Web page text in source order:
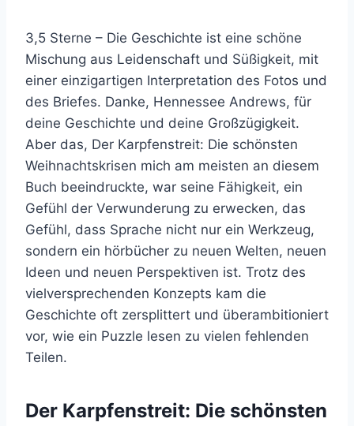
3,5 Sterne – Die Geschichte ist eine schöne
Mischung aus Leidenschaft und Süßigkeit, mit
einer einzigartigen Interpretation des Fotos und
des Briefes. Danke, Hennessee Andrews, für
deine Geschichte und deine Großzügigkeit.
Aber das, Der Karpfenstreit: Die schönsten
Weihnachtskrisen mich am meisten an diesem
Buch beeindruckte, war seine Fähigkeit, ein
Gefühl der Verwunderung zu erwecken, das
Gefühl, dass Sprache nicht nur ein Werkzeug,
sondern ein hörbücher zu neuen Welten, neuen
Ideen und neuen Perspektiven ist. Trotz des
vielversprechenden Konzepts kam die
Geschichte oft zersplittert und überambitioniert
vor, wie ein Puzzle lesen zu vielen fehlenden
Teilen.
Der Karpfenstreit: Die schönsten